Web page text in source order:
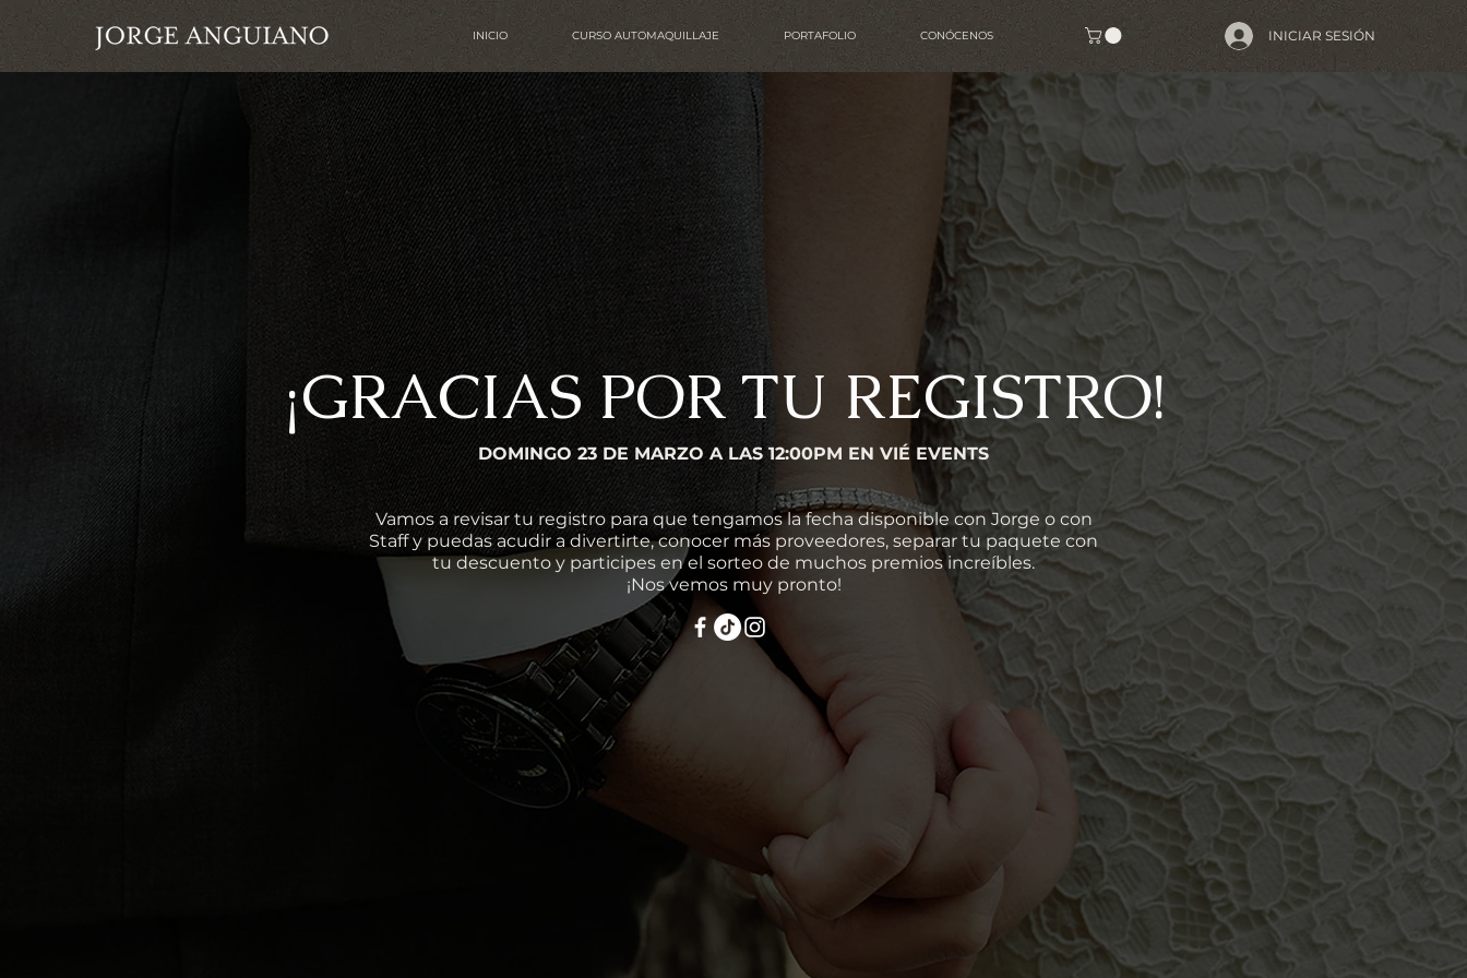
INICIAR SESIÓN
INICIO CURSO AUTOMAQUILLAJE PORTAFOLIO CONÓCENOS
¡GRACIAS POR TU REGISTRO!
DOMINGO 23 DE MARZO A LAS 12:00PM EN VIÉ EVENTS
Vamos a revisar tu registro para que tengamos la fecha disponible con Jorge o con
Staff y puedas acudir a divertirte, conocer más proveedores, separar tu paquete con
tu descuento y participes en el sorteo de muchos premios increíbles.
¡Nos vemos muy pronto!